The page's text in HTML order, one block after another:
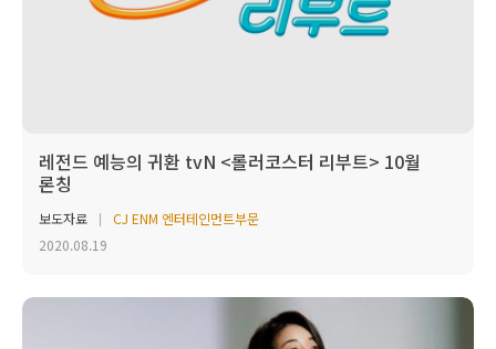
레전드 예능의 귀환 tvN <롤러코스터 리부트> 10월
론칭
보도자료
CJ ENM 엔터테인먼트부문
2020.08.19